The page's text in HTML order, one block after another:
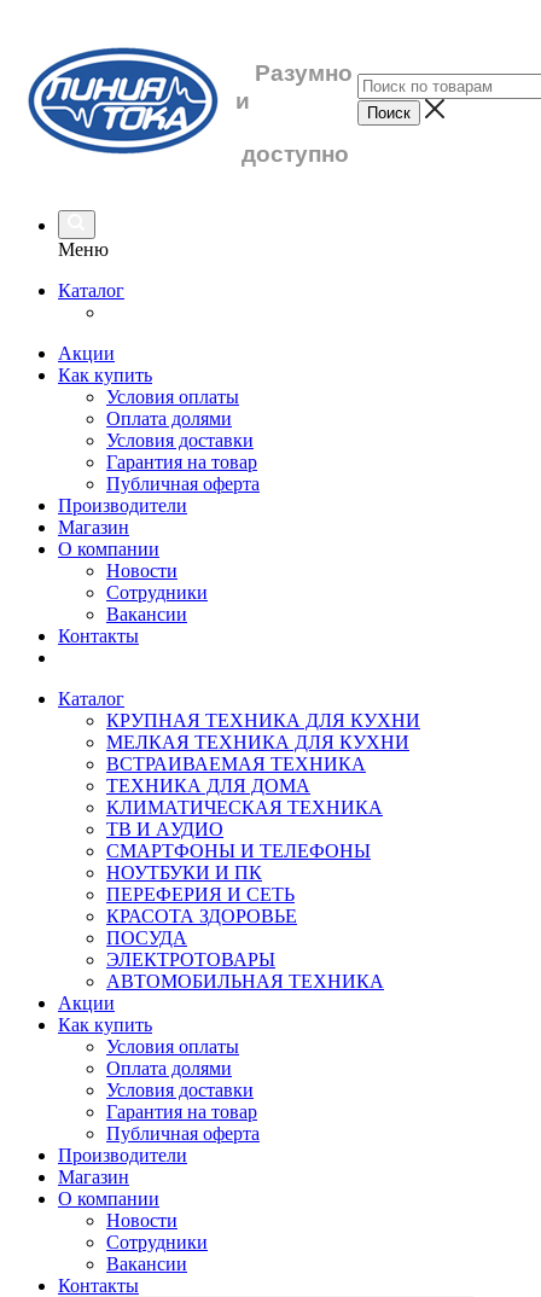
Разумно
и
доступно
Меню
Каталог
Акции
Как купить
Условия оплаты
Оплата долями
Условия доставки
Гарантия на товар
Публичная оферта
Производители
Магазин
О компании
Новости
Сотрудники
Вакансии
Контакты
Каталог
КРУПНАЯ ТЕХНИКА ДЛЯ КУХНИ
МЕЛКАЯ ТЕХНИКА ДЛЯ КУХНИ
ВСТРАИВАЕМАЯ ТЕХНИКА
ТЕХНИКА ДЛЯ ДОМА
КЛИМАТИЧЕСКАЯ ТЕХНИКА
ТВ И AУДИО
СМАРТФОНЫ И ТЕЛЕФОНЫ
НОУТБУКИ И ПК
ПЕРЕФЕРИЯ И СЕТЬ
КРАСОТА ЗДОРОВЬЕ
ПОСУДА
ЭЛЕКТРОТОВАРЫ
АВТОМОБИЛЬНАЯ ТЕХНИКА
Акции
Как купить
Условия оплаты
Оплата долями
Условия доставки
Гарантия на товар
Публичная оферта
Производители
Магазин
О компании
Новости
Сотрудники
Вакансии
Контакты